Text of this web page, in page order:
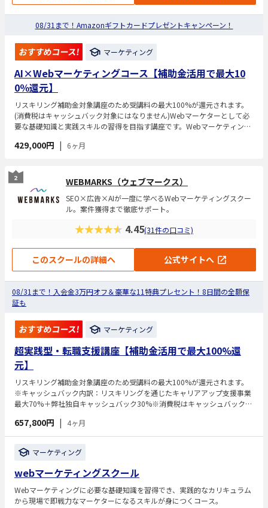
08/31まで！Amazonギフトカードプレゼントキャンペーン！
おすすめコース! マーケティング
AI×Webマーケティングコース【補助金活用で最大10
0％還元】
リスキリング補助金対象講座のため受講料の最大100%が還元されます。
(消費税はキャッシュバック対象にはなりません)Webマーケターとして必
要な基礎知識と実践スキルの習得を目指す講座です。Webマーケティング
が特徴です。未経験からでも段階的に学べる構成で、Webマーケティング
429,000円 | 6ヶ月
WEBMARKS（ウェブマークス）
SEO×広告×AIが一度に学べるWebマーケティングスクー
ル。案件獲得まで徹底サポート。
★★★★★ 4.45(31件の口コミ)
このスクールの詳細へ 公式サイトへ
08/31まで！入会金3万円オフ＆豪華な11特典プレセント！8日間の全額保
証も
おすすめコース! マーケティング
超実践型・転職支援講座【補助金活用で最大100%還
元】
リスキリング補助金対象講座のため受講料の最大100%が還元されます。
※キャッシュバック内訳：リスキリングを通じたキャリアアップ支援事業
最大70%＋弊社独自キャッシュバック30%※消費税はキャッシュバック対
験からの転職や案件獲得を目指す講座です。SEO実践講座とWeb広告実務
講座、現場で使えるChatGPT講座を含む実践的なカリキュラムを含むカリ
キュラムにより、Webマーケティングの主要領域を体系的に学習できま
す。現役プロマーケターによる指導や実案件に近い学習を通じて、実践力
を身につけていきます。
657,800円 | 4ヶ月
マーケティング
webマーケティングスクール
Webマーケティングに必要な基礎知識を習得でき、実践的なカリキュラム
から現場で即戦力なマーケターになるスキルが身につくコース。